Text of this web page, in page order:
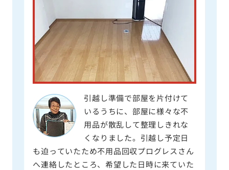
引越し準備で部屋を片付けて
いるうちに、部屋に様々な不
用品が散乱して整理しきれな
くなりました。引越し予定日
も迫っていたため不用品回収プログレスさん
へ連絡したところ、希望した日時に来ていた